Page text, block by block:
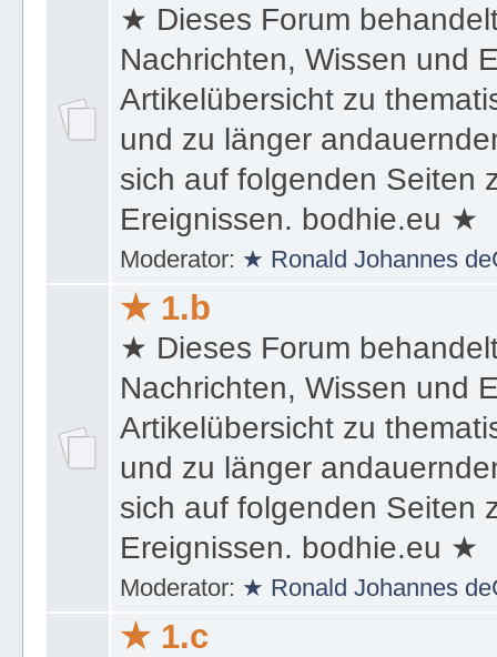
★ Dieses Forum
Nachrichten, Wissen und
Artikelübersicht zu
und zu länger
sich auf folgenden Seiten
Ereignissen. bodhie.eu ★
Moderator: ★ Ronald Johannes
★ 1.b
★ Dieses Forum
Nachrichten, Wissen und
Artikelübersicht zu
und zu länger
sich auf folgenden Seiten
Ereignissen. bodhie.eu ★
Moderator: ★ Ronald Johannes
★ 1.c